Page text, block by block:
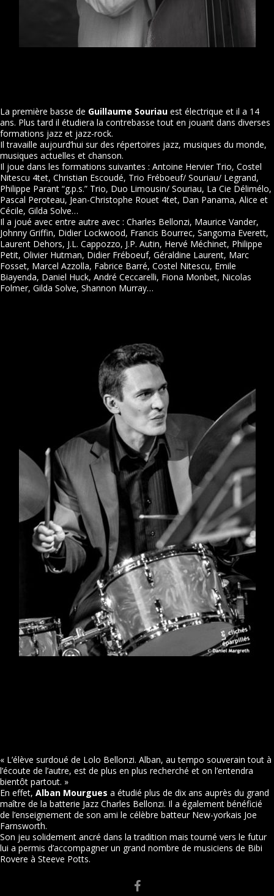
La première basse de Guillaume Souriau est électrique et il a 14
ans. Plus tard il étudiera la contrebasse tout en jouant dans diverses
formations jazz et jazz-rock.
Il travaille aujourd’hui sur des répertoires jazz, musiques du monde,
musiques actuelles et chanson.
Il joue dans les formations suivantes : Antoine Hervier Trio, Costel
Nitescu 4tet, Christian Escoudé, Trio Fréboeuf/ Souriau/ Legrand,
Philippe Parant “g.p.s.” Trio, Duo Limousin/ Souriau, La Cie Délimélo,
Pascal Peroteau, Jean-Christophe Rouet 4tet, Dan Panama, Alice et
Cécile, Gilda Solve…
Il a joué avec entre autre avec : Charles Bellonzi, Maurice Vander,
Johnny Griffin, Didier Lockwood, Francis Bourrec, Sangoma Everett,
Laurent Dehors, J.L. Cappozzo, J.P. Autin, Hervé Méchinet, Philippe
Petit, Olivier Hutman, Didier Fréboeuf, Géraldine Laurent, Marc
Fosset, Marcel Azzolla, Fabrice Barré, Costel Nitescu, Emile
Biayenda, Daniel Huck, André Ceccarelli, Fiona Monbet, Nicolas
Folmer, Gilda Solve, Shannon Murray…
« L’élève surdoué de Lolo Bellonzi. Alban, au tempo souverain tout à
l’écoute de l’autre, est de plus en plus recherché et on l’entendra
bientôt partout. »
En effet, Alban Mourgues a étudié plus de dix ans auprès du grand
maître de la batterie Jazz Charles Bellonzi. Il a également bénéficié
de l’enseignement de son ami le célèbre batteur New-yorkais Joe
Farnsworth.
Son jeu solidement ancré dans la tradition mais tourné vers le futur
lui a permis d’accompagner un grand nombre de musiciens de Bibi
Rovere à Steeve Potts.